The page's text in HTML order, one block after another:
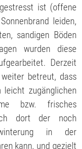
ist (offene
leiden,
sandigen Böden
wurden diese
Derzeit
betreut, dass
zugänglichen
bzw. frisches
dort der noch
in der
kann, und gezielt